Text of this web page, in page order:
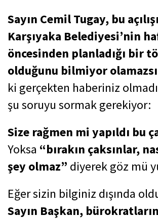
Sayın Cemil Tugay, bu
Karşıyaka Belediyesi’nin
öncesinden planladığı bir
olduğunu bilmiyor
ki gerçekten haberiniz
şu soruyu sormak gerekiyor:
Size rağmen mi yapıldı bu
Yoksa “bırakın çaksınlar,
şey olmaz” diyerek göz mü
Eğer sizin bilginiz dışında
Sayın Başkan,